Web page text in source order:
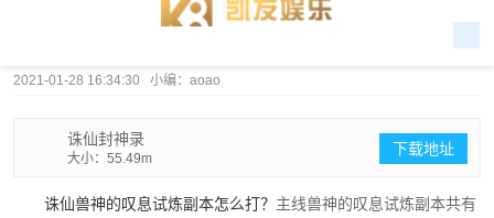
2021-01-28 16:34:30 小编：aoao
诛仙封神录
大小：55.49m
下载地址
诛仙兽神的叹息试炼副本怎么打？ 主线兽神的叹息试炼副本共有